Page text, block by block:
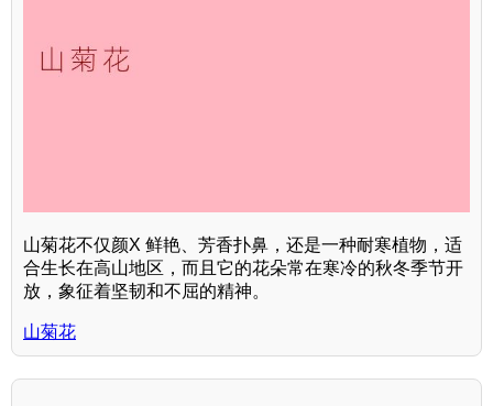
山菊花不仅颜X 鲜艳、芳香扑鼻，还是一种耐寒植物，适
合生长在高山地区，而且它的花朵常在寒冷的秋冬季节开
放，象征着坚韧和不屈的精神。
山菊花